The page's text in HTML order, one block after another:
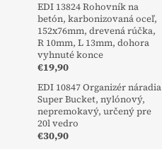
EDI 13824 Rohovník na
betón, karbonizovaná oceľ,
152x76mm, drevená rúčka,
R 10mm, L 13mm, dohora
vyhnuté konce
€19,90
EDI 10847 Organizér náradia
Super Bucket, nylónový,
nepremokavý, určený pre
20l vedro
€30,90